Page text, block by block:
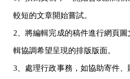
較短的文章開始嘗試。
2、將編輯完成的稿件進行網頁
輯協調希望呈現的排版版面。
3、處理行政事務，如協助寄件